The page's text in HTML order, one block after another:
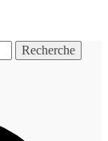
Recherche
Recherche